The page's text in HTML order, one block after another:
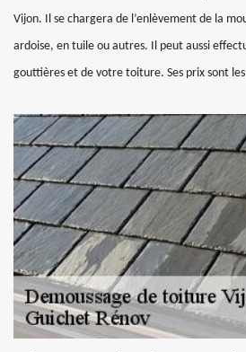
Vijon. Il se chargera de l’enlèvement de la
ardoise, en tuile ou autres. Il peut aussi
gouttières et de votre toiture. Ses prix sont